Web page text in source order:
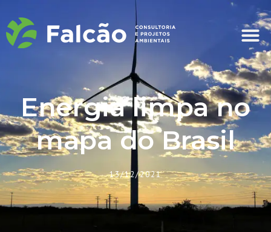
Energia limpa no
mapa do Brasil
13/12/2021